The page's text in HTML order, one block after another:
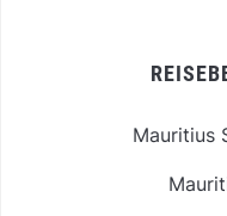
Mauritius